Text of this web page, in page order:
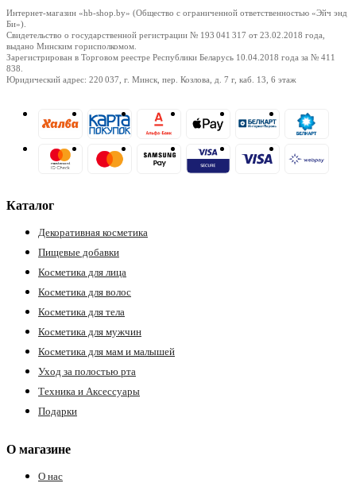
Интернет-магазин «hb-shop.by» (Общество с ограниченной ответственностью «Эйч энд
Би»).
Свидетельство о государственной регистрации № 193 041 317 от 23.02.2018 года,
выдано Минским горисполкомом.
Зарегистрирован в Торговом реестре Республики Беларусь 10.04.2018 года за № 411
838.
Юридический адрес: 220 037, г. Минск, пер. Козлова, д. 7 г, каб. 13, 6 этаж
Каталог
Декоративная косметика
Пищевые добавки
Косметика для лица
Косметика для волос
Косметика для тела
Косметика для мужчин
Косметика для мам и малышей
Уход за полостью рта
Техника и Аксессуары
Подарки
О магазине
О нас